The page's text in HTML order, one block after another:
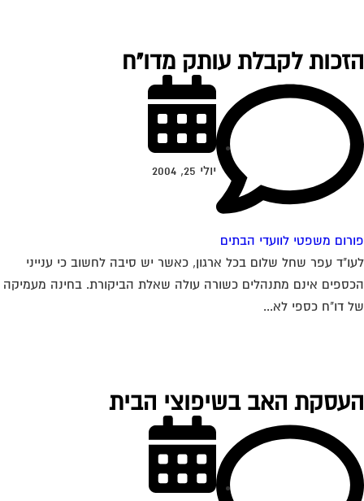
לקבלת עותק מדו"ח
משפטי לוועדי הבתים
יולי 25, 2004
עפר שחל שלום בכל ארגון, כאשר יש סיבה לחשוב כי ענייני
אינם מתנהלים כשורה עולה שאלת הביקורת. בחינה מעמיקה
דו"ח כספי לא...
האב בשיפוצי הבית